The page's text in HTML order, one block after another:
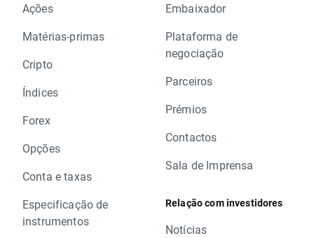
Ações
Matérias-primas
Cripto
Índices
Forex
Opções
Conta e taxas
Especificação de
instrumentos
Embaixador
Plataforma de
negociação
Parceiros
Prémios
Contactos
Sala de Imprensa
Relação com investidores
Notícias